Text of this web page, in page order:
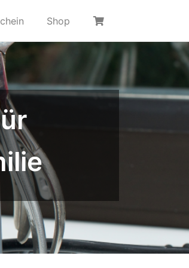
Shop